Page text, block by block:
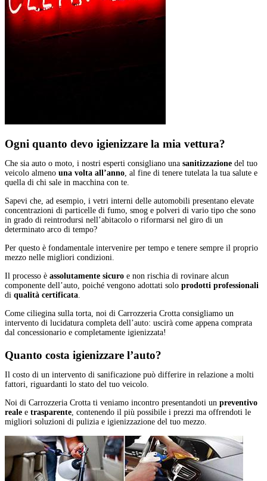
Ogni quanto devo igienizzare la mia vettura?
Che sia auto o moto, i nostri esperti consigliano una sanitizzazione del tuo
veicolo almeno una volta all’anno, al fine di tenere tutelata la tua salute e
quella di chi sale in macchina con te.
Sapevi che, ad esempio, i vetri interni delle automobili presentano elevate
concentrazioni di particelle di fumo, smog e polveri di vario tipo che sono
in grado di reintrodursi nell’abitacolo o riformarsi nel giro di un
determinato arco di tempo?
Per questo è fondamentale intervenire per tempo e tenere sempre il proprio
mezzo nelle migliori condizioni.
Il processo è assolutamente sicuro e non rischia di rovinare alcun
componente dell’auto, poiché vengono adottati solo prodotti professionali
di qualità certificata.
Come ciliegina sulla torta, noi di Carrozzeria Crotta consigliamo un
intervento di lucidatura completa dell’auto: uscirà come appena comprata
dal concessionario e completamente igienizzata!
Quanto costa igienizzare l’auto?
Il costo di un intervento di sanificazione può differire in relazione a molti
fattori, riguardanti lo stato del tuo veicolo.
Noi di Carrozzeria Crotta ti veniamo incontro presentandoti un preventivo
reale e trasparente , contenendo il più possibile i prezzi ma offrendoti le
migliori soluzioni di pulizia e igienizzazione del tuo mezzo.